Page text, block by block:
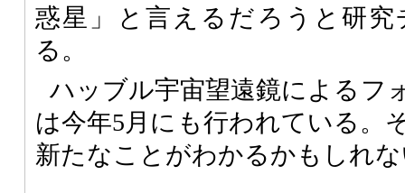
惑星」と言えるだろうと研
る。
ハッブル宇宙望遠鏡によるフ
は今年5月にも行われている。
新たなことがわかるかもしれ